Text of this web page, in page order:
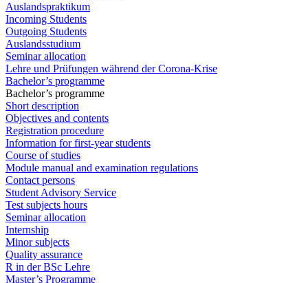
Auslandspraktikum
Incoming Students
Outgoing Students
Auslandsstudium
Seminar allocation
Lehre und Prüfungen während der Corona-Krise
Bachelor’s programme
Bachelor’s programme
Short description
Objectives and contents
Registration procedure
Information for first-year students
Course of studies
Module manual and examination regulations
Contact persons
Student Advisory Service
Test subjects hours
Seminar allocation
Internship
Minor subjects
Quality assurance
R in der BSc Lehre
Master’s Programme